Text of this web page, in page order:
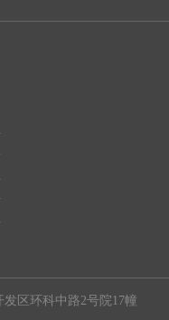
区环科中路2号院17幢